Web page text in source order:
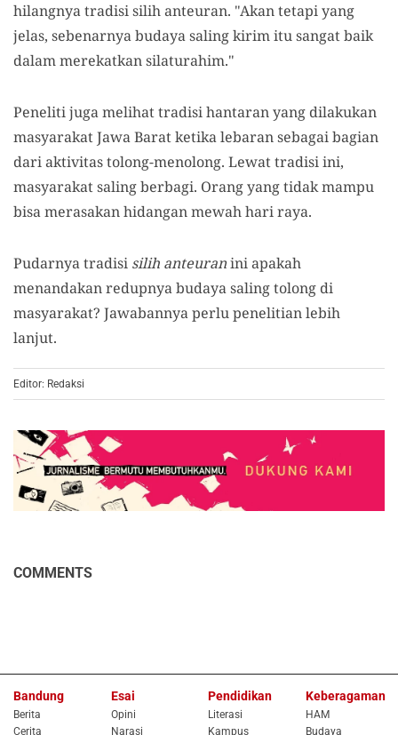
hilangnya tradisi silih anteuran. "Akan tetapi yang
jelas, sebenarnya budaya saling kirim itu sangat baik
dalam merekatkan silaturahim."
Peneliti juga melihat tradisi hantaran yang dilakukan
masyarakat Jawa Barat ketika lebaran sebagai bagian
dari aktivitas tolong-menolong. Lewat tradisi ini,
masyarakat saling berbagi. Orang yang tidak mampu
bisa merasakan hidangan mewah hari raya.
Pudarnya tradisi silih anteuranini apakah
menandakan redupnya budaya saling tolong di
masyarakat? Jawabannya perlu penelitian lebih
lanjut.
Editor: Redaksi
COMMENTS
Bandung
Berita
Cerita
Esai
Opini
Narasi
Pendidikan
Literasi
Kampus
Keberagaman
HAM
Budaya